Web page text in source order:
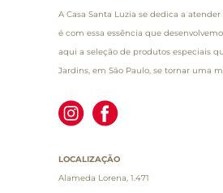
A Casa Santa Luzia se dedica a
é com essa essência que
aqui a seleção de produtos especiais
Jardins, em São Paulo, se tornar uma
LOCALIZAÇÃO
Alameda Lorena, 1.471